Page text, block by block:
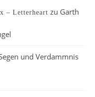
– Letterheart zu Garth
und Verdammnis